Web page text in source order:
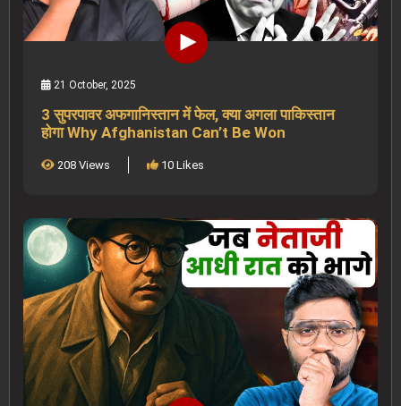
21 October, 2025
3 सुपरपावर अफगानिस्तान में फेल, क्या अगला पाकिस्तान
होगा Why Afghanistan Can’t Be Won
208 Views 10 Likes